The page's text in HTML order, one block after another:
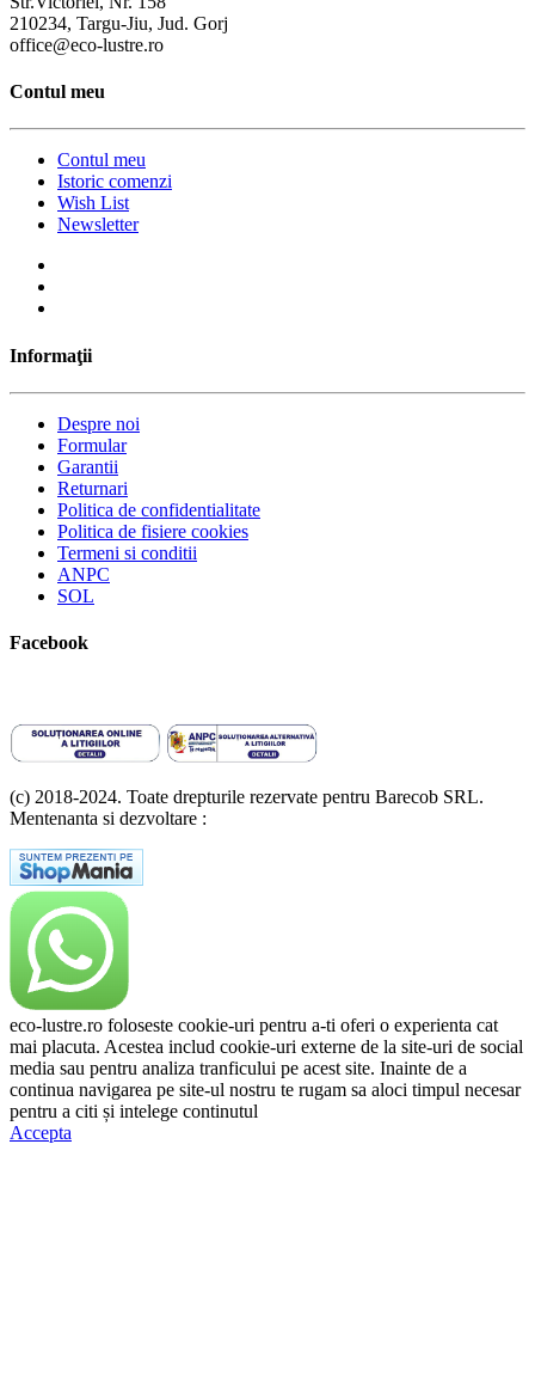
210234, Targu-Jiu, Jud. Gorj
office@eco-lustre.ro
Contul meu
Contul meu
Istoric comenzi
Wish List
Newsletter
Informaţii
Despre noi
Formular
Garantii
Returnari
Politica de confidentialitate
Politica de fisiere cookies
Termeni si conditii
ANPC
SOL
Facebook
(c) 2018-2024. Toate drepturile rezervate pentru Barecob SRL.
Mentenanta si dezvoltare :
eco-lustre.ro foloseste cookie-uri pentru a-ti oferi o experienta cat
mai placuta. Acestea includ cookie-uri externe de la site-uri de social
media sau pentru analiza tranficului pe acest site. Inainte de a
continua navigarea pe site-ul nostru te rugam sa aloci timpul necesar
pentru a citi și intelege continutul
Accepta